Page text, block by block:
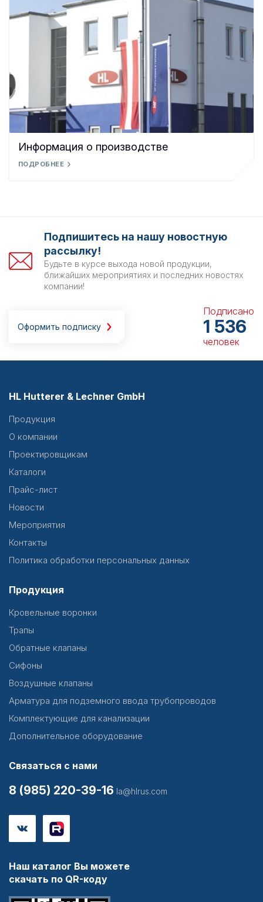
Информация о производстве
ПОДРОБНЕЕ
Подпишитесь на нашу новостную
рассылку!
Будьте в курсе выхода новой продукции,
ближайших мероприятиях и последних новостях
компании!
Оформить подписку
Подписано
1 536
человек
HL Hutterer & Lechner GmbH
Продукция
О компании
Проектировщикам
Каталоги
Прайс-лист
Новости
Мероприятия
Контакты
Политика обработки персональных данных
Продукция
Кровельные воронки
Трапы
Обратные клапаны
Сифоны
Воздушные клапаны
Арматура для подземного ввода трубопроводов
Комплектующие для канализации
Дополнительное оборудование
Связаться с нами
8 (985) 220-39-16 la@hlrus.com
Наш каталог Вы можете
скачать по QR-коду